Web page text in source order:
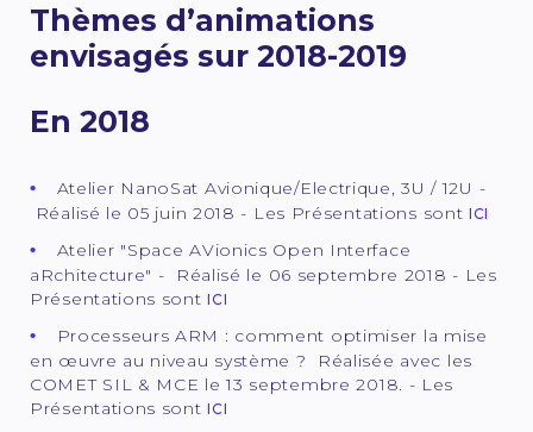
Thèmes d’animations
envisagés sur 2018-2019
En 2018
Atelier NanoSat Avionique/Electrique, 3U / 12U -
Réalisé le 05 juin 2018 - Les Présentations sontICI
Atelier "Space AVionics Open Interface
aRchitecture" - Réalisé le 06 septembre 2018 - Les
Présentations sontICI
Processeurs ARM : comment optimiser la mise
en œuvre au niveau système ? Réalisée avec les
COMET SIL & MCE le 13 septembre 2018. - Les
Présentations sontICI